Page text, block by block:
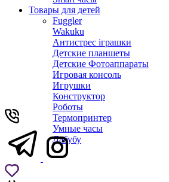
Товары для детей
Fuggler
Wakuku
Антистрес іграшки
Детские планшеты
Детские Фотоаппараты
Игровая консоль
Игрушки
Конструктор
Роботы
Термопринтер
Умные часы
Лабубу